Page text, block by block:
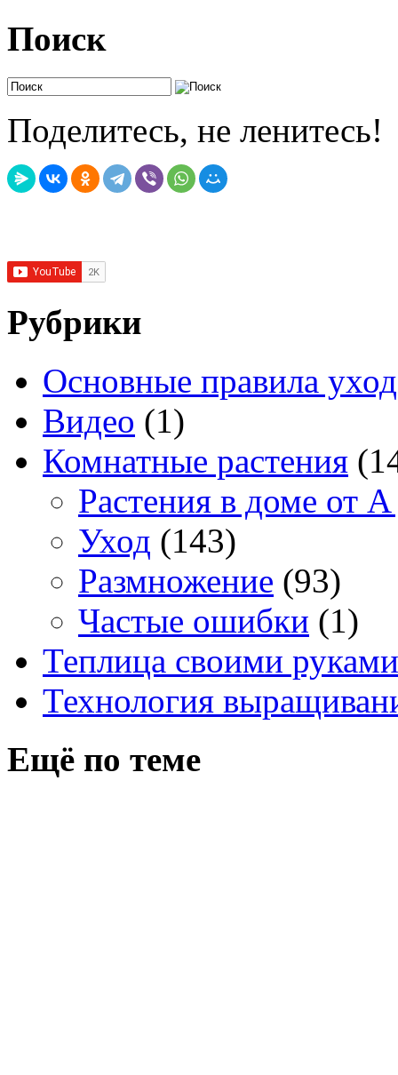
Поиск
Поделитесь, не ленитесь!
Рубрики
Основные правила
Видео (1)
Комнатные растения
Растения в доме от
Уход (143)
Размножение (93)
Частые ошибки (1)
Теплица своими руками
Технология
Ещё по теме